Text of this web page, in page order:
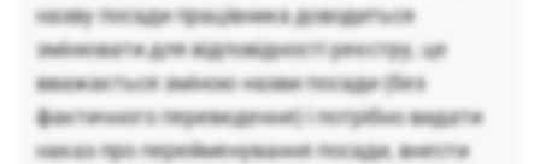
назву посади працівника доводиться
змінювати для відповідності реєстру, це
вважається зміною назви посади (без
фактичного переведення) і потрібно видати
наказ про перейменування посади, внести